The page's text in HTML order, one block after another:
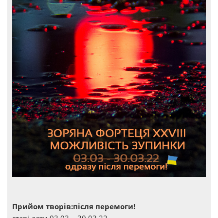
Прийом творів:після перемоги!